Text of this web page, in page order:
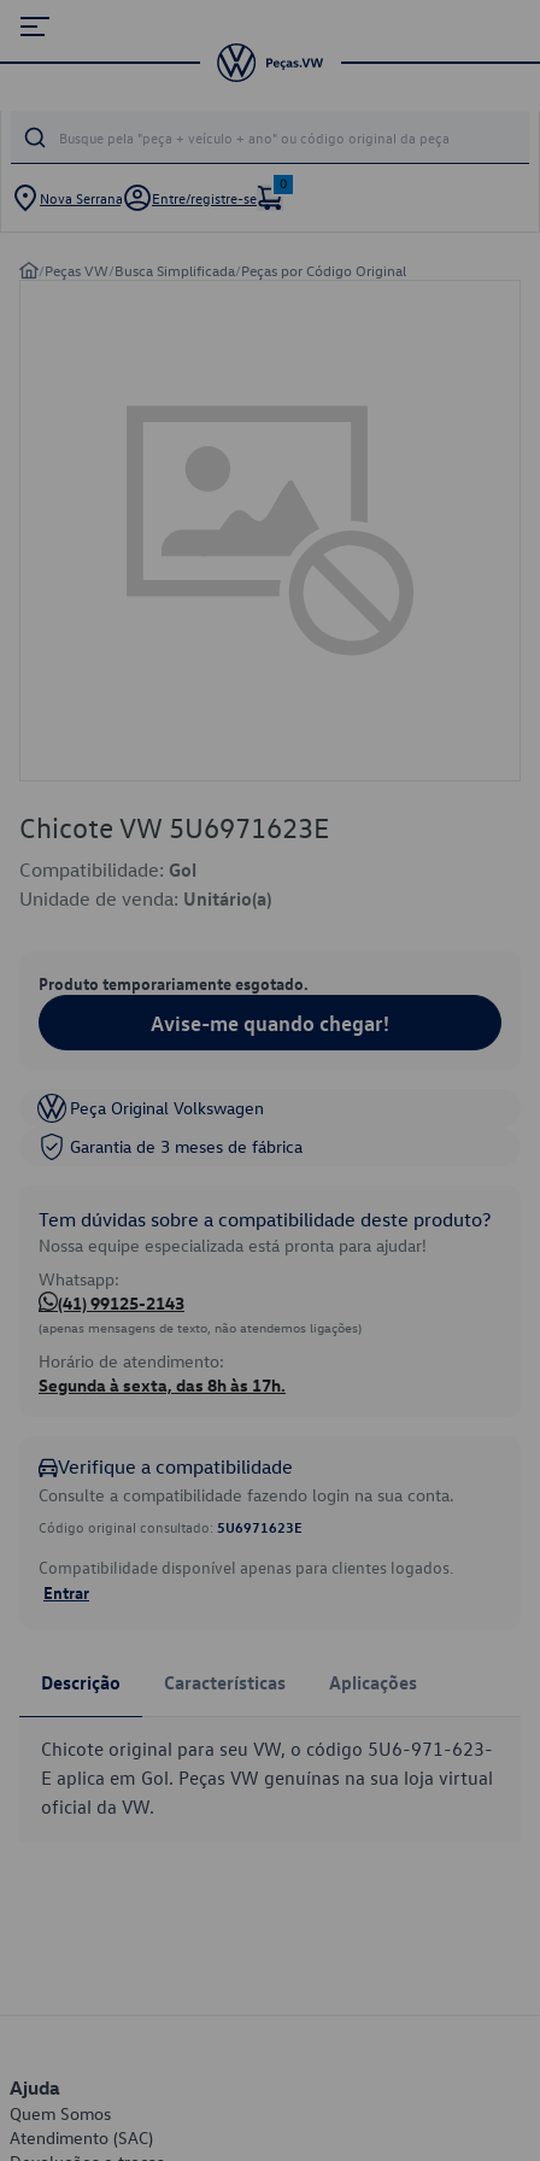
Nova Serrana Entre/registre-se
0
/Peças VW/Busca Simplificada/Peças por Código Original
Chicote VW 5U6971623E
Compatibilidade: Gol
Unidade de venda: Unitário(a)
Produto temporariamente esgotado.
Avise-me quando chegar!
Peça Original Volkswagen
Garantia de 3 meses de fábrica
Tem dúvidas sobre a compatibilidade deste produto?
Nossa equipe especializada está pronta para ajudar!
Whatsapp:
(41) 99125-2143
(apenas mensagens de texto, não atendemos ligações)
Horário de atendimento:
Segunda à sexta, das 8h às 17h.
Verifique a compatibilidade
Consulte a compatibilidade fazendo login na sua conta.
Código original consultado: 5U6971623E
Compatibilidade disponível apenas para clientes logados.
Entrar
Descrição Características Aplicações
Chicote original para seu VW, o código 5U6-971-623-
E aplica em Gol. Peças VW genuínas na sua loja virtual
oficial da VW.
Ajuda
Quem Somos
Atendimento (SAC)